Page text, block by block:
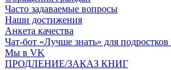
Часто задаваемые вопросы
Наши достижения
Анкета качества
Чат-бот «Лучше знать» для
Мы в VK
ПРОДЛЕНИЕ/ЗАКАЗ КНИГ